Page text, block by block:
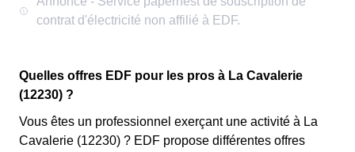
Quelles offres EDF pour les pros à La Cavalerie
(12230) ?
Vous êtes un professionnel exerçant une activité à La
Cavalerie (12230) ? EDF propose différentes offres